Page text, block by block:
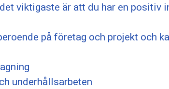
viktigaste är att du har en positiv
på företag och projekt och
underhållsarbeten